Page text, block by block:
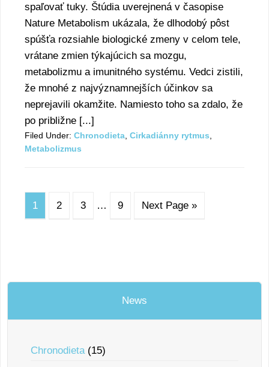
spaľovať tuky. Štúdia uverejnená v časopise
Nature Metabolism ukázala, že dlhodobý pôst
spúšťa rozsiahle biologické zmeny v celom tele,
vrátane zmien týkajúcich sa mozgu,
metabolizmu a imunitného systému. Vedci zistili,
že mnohé z najvýznamnejších účinkov sa
neprejavili okamžite. Namiesto toho sa zdalo, že
po približne [...]
Filed Under: Chronodieta Cirkadiánny rytmus
Metabolizmus
1 2 3 … 9 Next Page »
News
Chronodieta(15)